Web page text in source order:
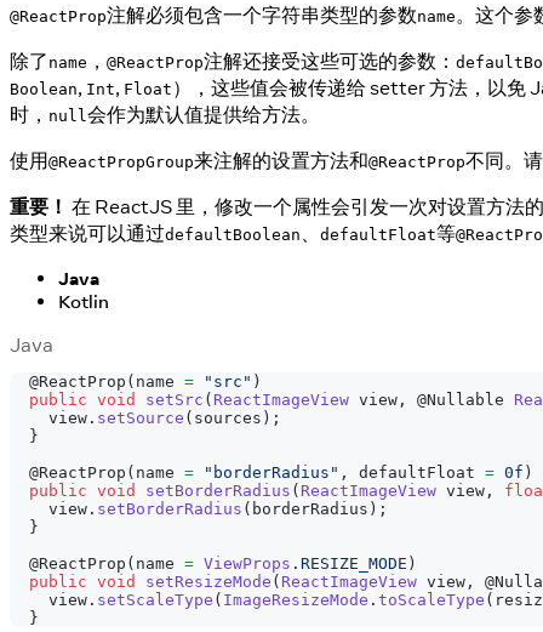
@ReactProp注解必须包含一个字符串类型的参数name 。这个参
除了 name ， @ReactProp注解还接受这些可选的参数：
Boolean, Int, Float ），这些值会被传递给 setter 方法，以免
时， null 会作为默认值提供给方法。
使用@ReactPropGroup来注解的设置方法和@ReactProp不同。
重要！ 在 ReactJS 里，修改一个属性会引发一次对设置方法
类型来说可以通过defaultBoolean defaultFloat等
Java
Kotlin
Java
@ReactProp ( name = "src" )
public void setSrc ( ReactImageView view , @Nullable
    view
. setSource ( sources ) ;
}
@ReactProp ( name = "borderRadius" , defaultFloat = 0f )
public void setBorderRadius ( ReactImageView view ,
    view
. setBorderRadius ( borderRadius ) ;
}
@ReactProp ( name = ViewProps . RESIZE_MODE )
public void setResizeMode ( ReactImageView view ,
    view
. setScaleType ( ImageResizeMode . toScaleType (
}